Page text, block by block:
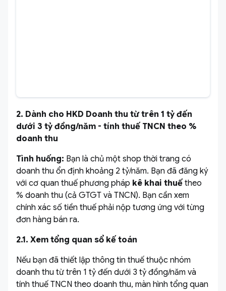
2. Dành cho HKD Doanh thu từ trên 1 tỷ đến
dưới 3 tỷ đồng/năm - tính thuế TNCN theo %
doanh thu
Tình huống: Bạn là chủ một shop thời trang có
doanh thu ổn định khoảng 2 tỷ/năm. Bạn đã đăng ký
với cơ quan thuế phương pháp kê khai thuế theo
% doanh thu (cả GTGT và TNCN). Bạn cần xem
chính xác số tiền thuế phải nộp tương ứng với từng
đơn hàng bán ra.
2.1. Xem tổng quan sổ kế toán
Nếu bạn đã thiết lập thông tin thuế thuộc nhóm
doanh thu từ trên 1 tỷ đến dưới 3 tỷ đồng/năm và
tính thuế TNCN theo doanh thu, màn hình tổng quan